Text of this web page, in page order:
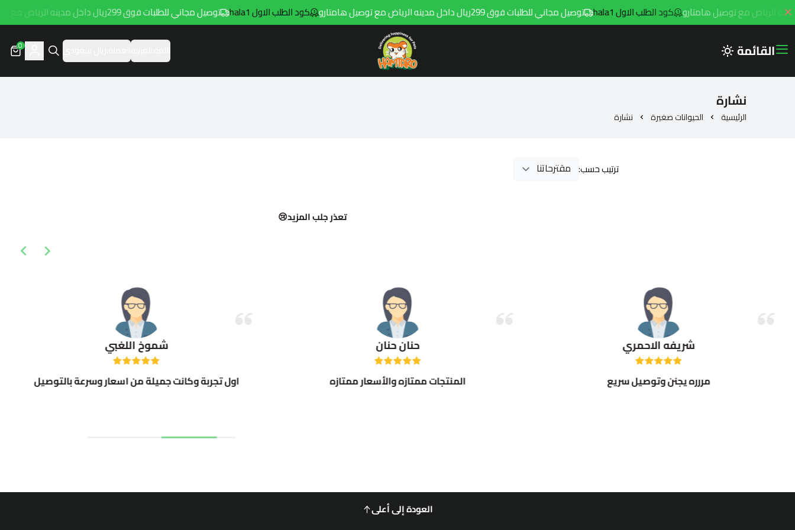
كود الطلب الاول hala1 توصيل مجاني للطلبات فوق 299ريال داخل مدينه الرياض مع توصيل هامتارو كود الطلب الاول hala1 توصيل مجاني للطلبات فوق 299ريال داخل مدينه الرياض مع توصيل هامتارو
القائمة Hamtaro
0
نشارة
الرئيسية الحيوانات صغيرة نشارة
ترتيب حسب:
تعذر جلب المزيد😢
شريفه الاحمري
مررره يجنن وتوصيل سريع
حنان حنان
المنتجات ممتازه والأسعار ممتازه
شموخ اللغبي
اول تجربة وكانت جميلة من اسعار وسرعة بالتوصيل
العودة إلى أعلى